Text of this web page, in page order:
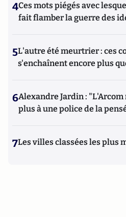
4Ces mots piégés avec
fait flamber la guerre des
5L'autre été meurtrier : ces
s'enchaînent encore plus
6Alexandre Jardin :
plus à une police de la
7Les villes classées les plus